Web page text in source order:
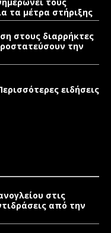
τα μέτρα στήριξης
στους διαρρήκτες
την
ειδήσεις
στις
από την